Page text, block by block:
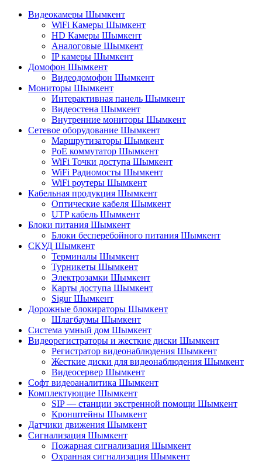
Видеокамеры Шымкент
WiFi Камеры Шымкент
HD Камеры Шымкент
Аналоговые Шымкент
IP камеры Шымкент
Домофон Шымкент
Видеодомофон Шымкент
Мониторы Шымкент
Интерактивная панель Шымкент
Видеостена Шымкент
Внутренние мониторы Шымкент
Сетевое оборудование Шымкент
Маршрутизаторы Шымкент
PoE коммутатор Шымкент
WiFi Точки доступа Шымкент
WiFi Радиомосты Шымкент
WiFi роутеры Шымкент
Кабельная продукция Шымкент
Оптические кабеля Шымкент
UTP кабель Шымкент
Блоки питания Шымкент
Блоки бесперебойного питания Шымкент
СКУД Шымкент
Терминалы Шымкент
Турникеты Шымкент
Электрозамки Шымкент
Карты доступа Шымкент
Sigur Шымкент
Дорожные блокираторы Шымкент
Шлагбаумы Шымкент
Система умный дом Шымкент
Видеорегистраторы и жесткие диски Шымкент
Регистратор видеонаблюдения Шымкент
Жесткие диски для видеонаблюдения Шымкент
Видеосервер Шымкент
Софт видеоаналитика Шымкент
Комплектующие Шымкент
SIP — станции экстренной помощи Шымкент
Кронштейны Шымкент
Датчики движения Шымкент
Сигнализация Шымкент
Пожарная сигнализация Шымкент
Охранная сигнализация Шымкент